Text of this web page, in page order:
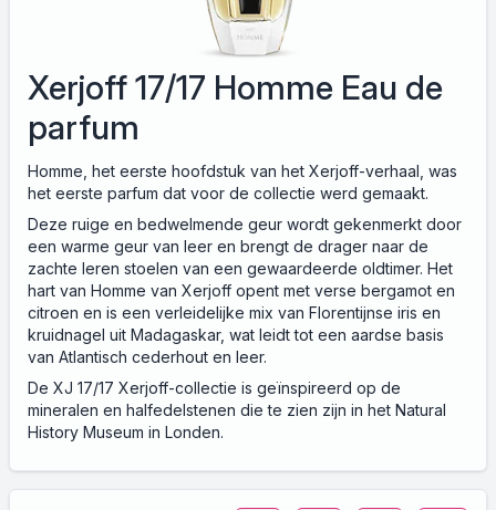
Xerjoff 17/17 Homme Eau de
parfum
Homme, het eerste hoofdstuk van het Xerjoff-verhaal, was
het eerste parfum dat voor de collectie werd gemaakt.
Deze ruige en bedwelmende geur wordt gekenmerkt door
een warme geur van leer en brengt de drager naar de
zachte leren stoelen van een gewaardeerde oldtimer. Het
hart van Homme van Xerjoff opent met verse bergamot en
citroen en is een verleidelijke mix van Florentijnse iris en
kruidnagel uit Madagaskar, wat leidt tot een aardse basis
van Atlantisch cederhout en leer.
De XJ 17/17 Xerjoff-collectie is geïnspireerd op de
mineralen en halfedelstenen die te zien zijn in het Natural
History Museum in Londen.